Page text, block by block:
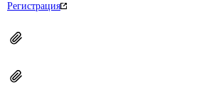
Регистрация